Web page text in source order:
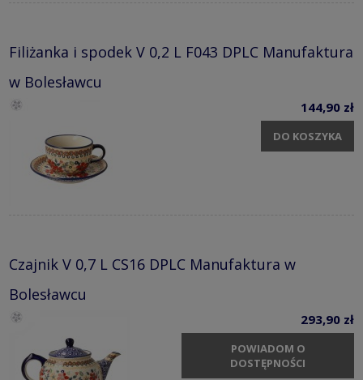
Filiżanka i spodek V 0,2 L F043 DPLC Manufaktura
w Bolesławcu
144,90 zł
DO KOSZYKA
Czajnik V 0,7 L CS16 DPLC Manufaktura w
Bolesławcu
293,90 zł
POWIADOM O
DOSTĘPNOŚCI